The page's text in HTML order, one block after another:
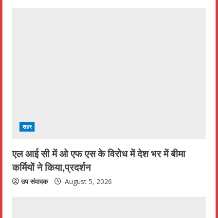
n
g
शहर
एल आई सी में ओ एफ एस के विरोध में देश भर में बीमा
कर्मियों ने किया,प्रदर्शन
उप संपादक August 5, 2026